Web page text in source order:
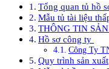
Tổng quan tủ hồ
Mẫu tủ tài liệu
THÔNG TIN
Hồ sơ công ty
Công Ty
Quy trình sản xuất